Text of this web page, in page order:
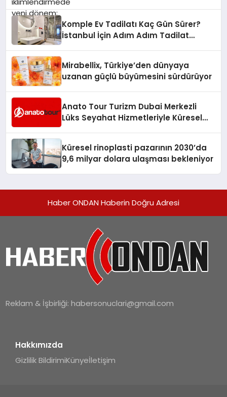
Komple Ev Tadilatı Kaç Gün Sürer?
İstanbul İçin Adım Adım Tadilat
Mirabellix, Türkiye’den dünyaya
uzanan güçlü büyümesini sürdürüyor
Anato Tour Turizm Dubai Merkezli
Lüks Seyahat Hizmetleriyle Küresel
Küresel rinoplasti pazarının 2030’da
9,6 milyar dolara ulaşması bekleniyor
Haber ONDAN Haberin Doğru Adresi
Reklam & İşbirliği:habersonuclari@gmail.com
Hakkımızda
Gizlilik BildirimiKünyeİletişim